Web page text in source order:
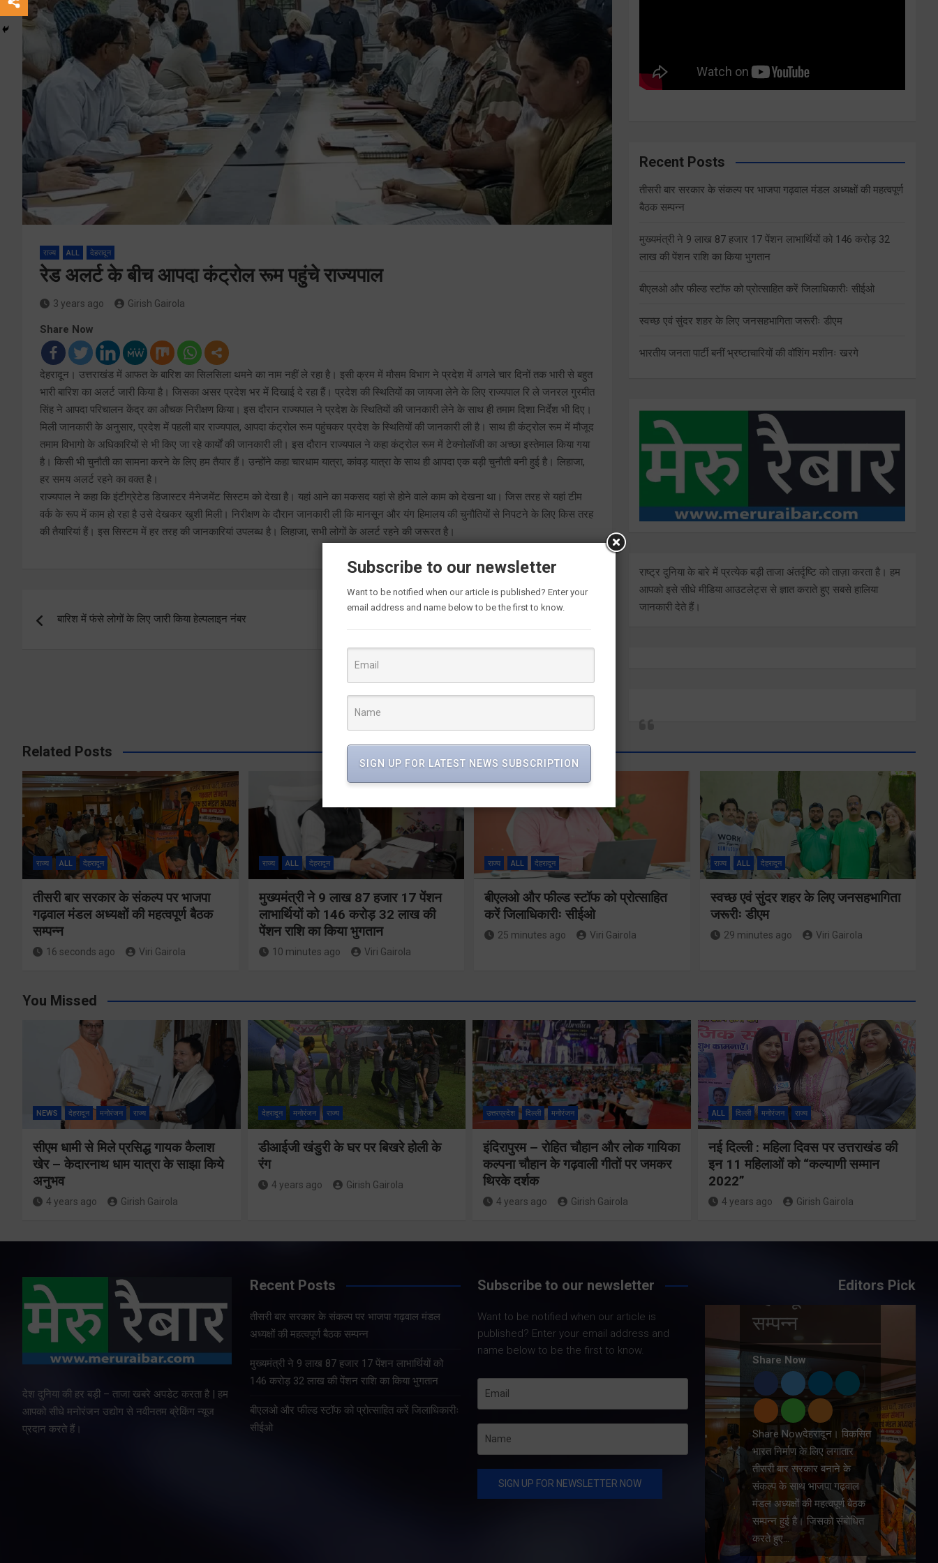
राज्य ALL देहरादून
रेड अलर्ट के बीच आपदा कंट्रोल रूम पहुंचे राज्यपाल
3 years ago Girish Gairola
Share Now
देहरादून। उत्तराखंड में आफत के बारिश का सिलसिला थमने का नाम नहीं ले रहा है। इसी क्रम में मौसम विभाग ने प्रदेश में अगले चार दिनों तक भारी से बहुत
भारी बारिश का अलर्ट जारी किया है। जिसका असर प्रदेश भर में दिखाई दे रहा हैं। प्रदेश की स्थितियों का जायजा लेने के लिए राज्यपाल रि ले जनरल गुरमीत
सिंह ने आपदा परिचालन केंद्र का औचक निरीक्षण किया। इस दौरान राज्यपाल ने प्रदेश के स्थितियों की जानकारी लेने के साथ ही तमाम दिशा निर्देश भी दिए।
मिली जानकारी के अनुसार, प्रदेश में पहली बार राज्यपाल, आपदा कंट्रोल रूम पहुंचकर प्रदेश के स्थितियों की जानकारी ली है। साथ ही कंट्रोल रूम में मौजूद
तमाम विभागो के अधिकारियों से भी किए जा रहे कार्यों की जानकारी ली। इस दौरान राज्यपाल ने कहा कंट्रोल रूम में टेक्नोलॉजी का अच्छा इस्तेमाल किया गया
है। किसी भी चुनौती का सामना करने के लिए हम तैयार हैं। उन्होंने कहा चारधाम यात्रा, कांवड़ यात्रा के साथ ही आपदा एक बड़ी चुनौती बनी हुई है। लिहाजा,
हर समय अलर्ट रहने का वक्त है।
राज्यपाल ने कहा कि इंटीग्रेटेड डिजास्टर मैनेजमेंट सिस्टम को देखा है। यहां आने का मकसद यहां से होने वाले काम को देखना था। जिस तरह से यहां टीम
वर्क के रूप में काम हो रहा है उसे देखकर खुशी मिली। निरीक्षण के दौरान जानकारी ली कि मानसून और यंग हिमालय की चुनौतियों से निपटने के लिए किस तरह
की तैयारियां हैं। इस सिस्टम में हर तरह की जानकारियां उपलब्ध है। लिहाजा, सभी लोगों के अलर्ट रहने की जरूरत है।
navigation
बारिश में फंसे लोगों के लिए जारी किया हेल्पलाइन नंबर
Recent Posts
तीसरी बार सरकार के संकल्प पर भाजपा गढ़वाल मंडल अध्यक्षों की महत्वपूर्ण
बैठक सम्पन्न
मुख्यमंत्री ने 9 लाख 87 हजार 17 पेंशन लाभार्थियों को 146 करोड़ 32
लाख की पेंशन राशि का किया भुगतान
बीएलओ और फील्ड स्टॉफ को प्रोत्साहित करें जिलाधिकारीः सीईओ
स्वच्छ एवं सुंदर शहर के लिए जनसहभागिता जरूरीः डीएम
भारतीय जनता पार्टी बनीं भ्रष्टाचारियों की वॉशिंग मशीनः खरगे
राष्ट्र दुनिया के बारे में प्रत्येक बड़ी ताजा अंतर्दृष्टि को ताज़ा करता है। हम
आपको इसे सीधे मीडिया आउटलेट्स से ज्ञात कराते हुए सबसे हालिया
जानकारी देते हैं।
Related Posts
राज्य ALL देहरादून
तीसरी बार सरकार के संकल्प पर भाजपा
गढ़वाल मंडल अध्यक्षों की महत्वपूर्ण बैठक
सम्पन्न
16 seconds ago Viri Gairola
राज्य ALL देहरादून
मुख्यमंत्री ने 9 लाख 87 हजार 17 पेंशन
लाभार्थियों को 146 करोड़ 32 लाख की
पेंशन राशि का किया भुगतान
10 minutes ago Viri Gairola
राज्य ALL देहरादून
बीएलओ और फील्ड स्टॉफ को प्रोत्साहित
करें जिलाधिकारीः सीईओ
25 minutes ago Viri Gairola
राज्य ALL देहरादून
स्वच्छ एवं सुंदर शहर के लिए जनसहभागिता
जरूरीः डीएम
29 minutes ago Viri Gairola
You Missed
NEWS देहरादून मनोरंजन राज्य
सीएम धामी से मिले प्रसिद्ध गायक कैलाश
खेर – केदारनाथ धाम यात्रा के साझा किये
अनुभव
4 years ago Girish Gairola
देहरादून मनोरंजन राज्य
डीआईजी खंडुरी के घर पर बिखरे होली के
रंग
4 years ago Girish Gairola
उत्तरप्रदेश दिल्ली मनोरंजन
इंदिरापुरम – रोहित चौहान और लोक गायिका
कल्पना चौहान के गढ़वाली गीतों पर जमकर
थिरके दर्शक
4 years ago Girish Gairola
ALL दिल्ली मनोरंजन राज्य
नई दिल्ली : महिला दिवस पर उत्तराखंड की
इन 11 महिलाओं को “कल्याणी सम्मान
2022”
4 years ago Girish Gairola
देश दुनिया की हर बड़ी – ताजा खबरे अपडेट करता है | हम
आपको सीधे मनोरंजन उद्योग से नवीनतम ब्रेकिंग न्यूज
प्रदान करते हैं।
Recent Posts
तीसरी बार सरकार के संकल्प पर भाजपा गढ़वाल मंडल
अध्यक्षों की महत्वपूर्ण बैठक सम्पन्न
मुख्यमंत्री ने 9 लाख 87 हजार 17 पेंशन लाभार्थियों को
146 करोड़ 32 लाख की पेंशन राशि का किया भुगतान
बीएलओ और फील्ड स्टॉफ को प्रोत्साहित करें जिलाधिकारीः
सीईओ
Subscribe to our newsletter
Want to be notified when our article is
published? Enter your email address and
name below to be the first to know.
Editors Pick
स्वच्छ एवं सुंदर
शहर के लिए
जरूरीः डीएम
विधिक सेवा प्राधिकरण एवं जिला
शनिवार को नगर निगम
क्षेत्रान्तर्गत लक्ष्मण चैक एवं
स्वच्छता एवं स्वच्छता जागरूकता…
तीसरी बार
पर भाजपा गढ़वाल
सम्पन्न
तीसरी बार सरकार बनाने के
संकल्प के साथ भाजपा गढ़वाल
मुख्यमंत्री ने 9
लाख 87 हजार
17 पेंशन
लाभार्थियों को
146 करोड़ 32
लाख की पेंशन
राशि का किया
भुगतान
Share Nowदेहरादून।
मुख्यमंत्री पुष्कर सिंह धामी ने
शनिवार को मुख्यमंत्री कैंप
कार्यालय में समाज कल्याण विभाग
के अन्तर्गत 9लाख 87 हजार 17
विभिन्न पेंशन लाभार्थियों को कुल
146 करोड़ 32…
Subscribe to our newsletter
Want to be notified when our article is published? Enter your
email address and name below to be the first to know.
SIGN UP FOR LATEST NEWS SUBSCRIPTION